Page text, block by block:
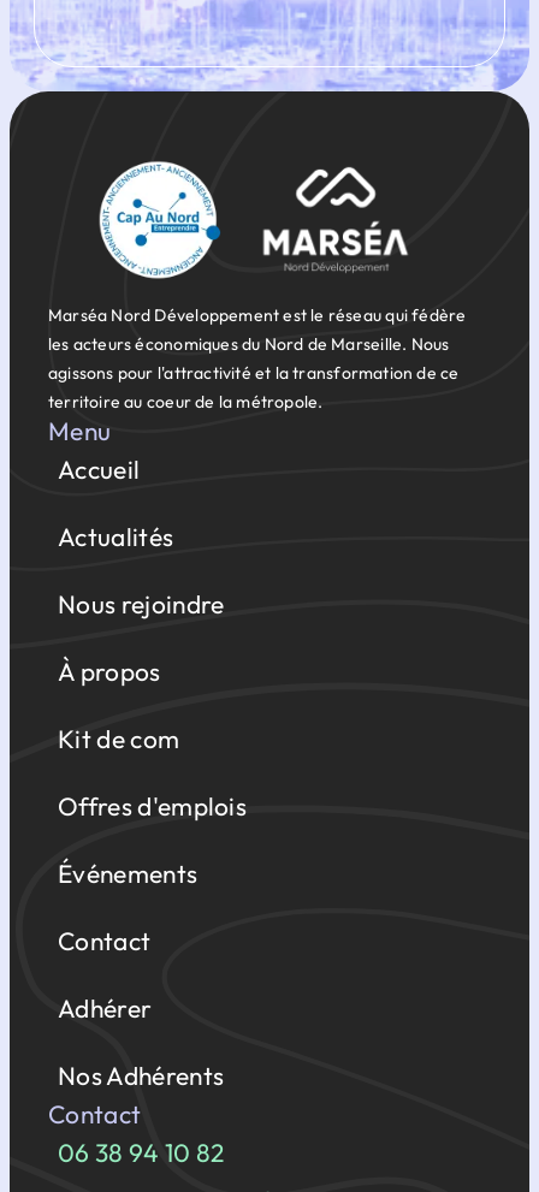
Marséa Nord Développement est le réseau qui fédère
les acteurs économiques du Nord de Marseille. Nous
agissons pour l'attractivité et la transformation de ce
territoire au coeur de la métropole.
Menu
Accueil
Actualités
Nous rejoindre
À propos
Kit de com
Offres d'emplois
Événements
Contact
Adhérer
Nos Adhérents
Contact
06 38 94 10 82